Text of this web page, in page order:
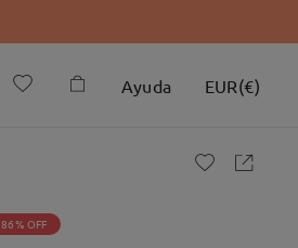
Ayuda EUR(€)
86% OFF